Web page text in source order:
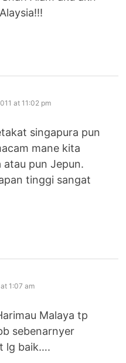
at 11:02 pm
singapura pun
mane kita
atau pun Jepun.
tinggi sangat
1:07 am
Malaya tp
sebenarnyer
lg baik….